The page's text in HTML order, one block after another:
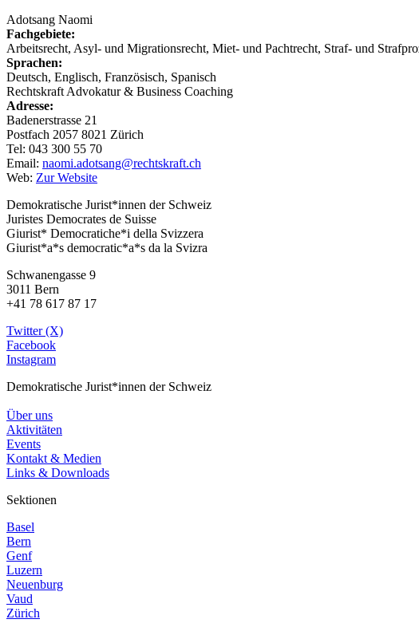
Adotsang Naomi
Fachgebiete:
Arbeitsrecht, Asyl- und Migrationsrecht, Miet- und Pachtrecht, Straf- und
Sprachen:
Deutsch, Englisch, Französisch, Spanisch
Rechtskraft Advokatur & Business Coaching
Adresse:
Badenerstrasse 21
Postfach 2057 8021 Zürich
Tel: 043 300 55 70
Email: naomi.adotsang@rechtskraft.ch
Web: Zur Website
Demokratische Jurist*innen der Schweiz
Juristes Democrates de Suisse
Giurist* Democratiche*i della Svizzera
Giurist*a*s democratic*a*s da la Svizra
Schwanengasse 9
3011 Bern
+41 78 617 87 17
Twitter (X)
Facebook
Instagram
Demokratische Jurist*innen der Schweiz
Über uns
Aktivitäten
Events
Kontakt & Medien
Links & Downloads
Sektionen
Basel
Bern
Genf
Luzern
Neuenburg
Vaud
Zürich